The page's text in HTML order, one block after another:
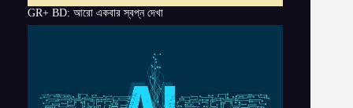
GR+ BD: আরো একবার স্বপ্ন দেখা